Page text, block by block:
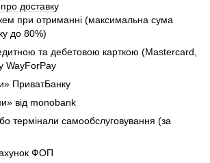
доставку
при отриманні (максимальна сума
до 80%)
та дебетовою карткою (Mastercard,
WayForPay
ПриватБанку
від monobank
термінали самообслуговування (за
ФОП